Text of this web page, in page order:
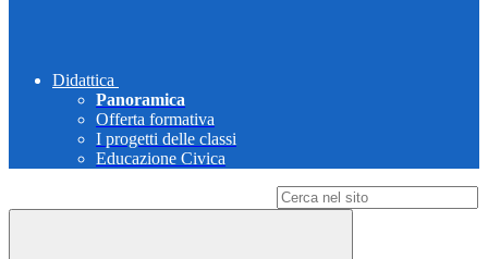
Didattica
Panoramica
Offerta formativa
I progetti delle classi
Educazione Civica